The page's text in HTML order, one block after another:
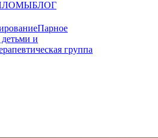
БЛОГ
Парное
детьми и
группа